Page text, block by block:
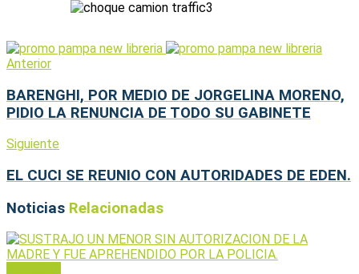
Anterior
BARENGHI, POR MEDIO DE JORGELINA MORENO,
PIDIO LA RENUNCIA DE TODO SU GABINETE
Siguiente
EL CUCI SE REUNIO CON AUTORIDADES DE EDEN.
Noticias Relacionadas